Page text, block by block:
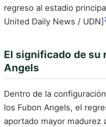
regreso al estadio
United Daily News / UDN]
El significado de su
Angels
Dentro de la
los Fubon Angels, el
aportado mayor